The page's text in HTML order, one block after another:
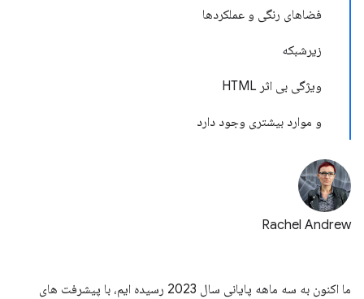
فضاهای رنگی و عملکردها
زیرشبکه
ویژگی بی اثر HTML
و موارد بیشتری وجود دارد
Rachel Andrew
ما اکنون به سه ماهه پایانی سال 2023 رسیده ایم، با پیشرفت های